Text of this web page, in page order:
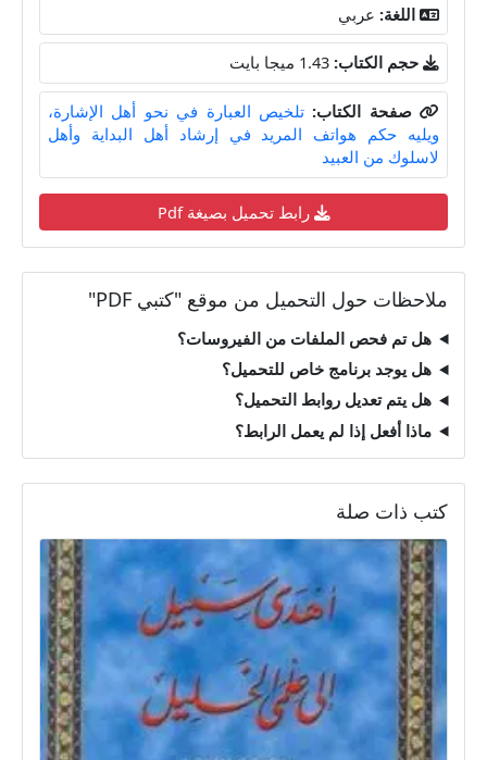
اللغة: عربي
حجم الكتاب: 1.43 ميجا بايت
صفحة الكتاب: تلخيص العبارة في نحو أهل الإشارة،
ويليه حكم هواتف المريد في إرشاد أهل البداية وأهل
لاسلوك من العبيد
رابط تحميل بصيغة Pdf
ملاحظات حول التحميل من موقع "كتبي PDF"
هل تم فحص الملفات من الفيروسات؟
هل يوجد برنامج خاص للتحميل؟
هل يتم تعديل روابط التحميل؟
ماذا أفعل إذا لم يعمل الرابط؟
كتب ذات صلة